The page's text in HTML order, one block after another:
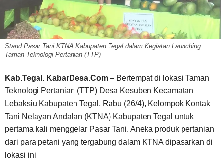
Stand Pasar Tani KTNA Kabupaten Tegal dalam Kegiatan Launching
Taman Teknologi Pertanian (TTP)
Kab.Tegal, KabarDesa.Com – Bertempat di lokasi Taman
Teknologi Pertanian (TTP) Desa Kesuben Kecamatan
Lebaksiu Kabupaten Tegal, Rabu (26/4), Kelompok Kontak
Tani Nelayan Andalan (KTNA) Kabupaten Tegal untuk
pertama kali menggelar Pasar Tani. Aneka produk pertanian
dari para petani yang tergabung dalam KTNA dipasarkan di
lokasi ini.